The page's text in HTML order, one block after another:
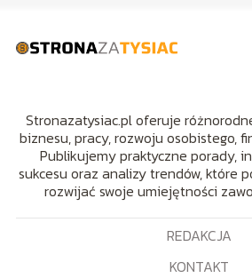
Stronazatysiac.pl oferuje
biznesu, pracy, rozwoju osobistego,
Publikujemy praktyczne porady,
sukcesu oraz analizy trendów, które
rozwijać swoje umiejętności
REDAKCJA
KONTAKT